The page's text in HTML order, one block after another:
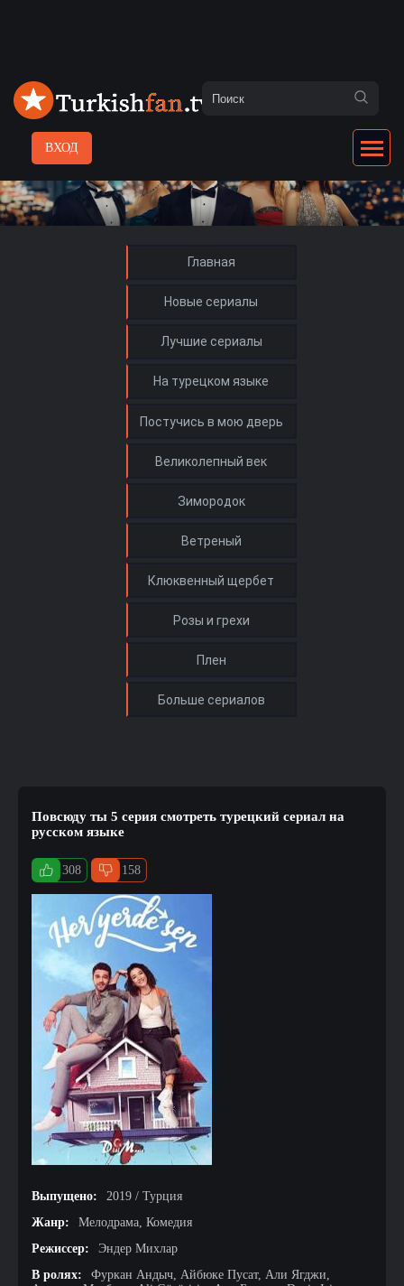
ВХОД
Главная
Новые сериалы
Лучшие сериалы
На турецком языке
Повсюду ты 5 серия смотреть турецкий сериал на
русском языке
308 158
Выпущено:
2019 / Турция
Жанр:
Мелодрама, Комедия
Режиссер:
Эндер Михлар
В ролях:
Фуркан Андыч, Айбюке Пусат, Али Ягджи,